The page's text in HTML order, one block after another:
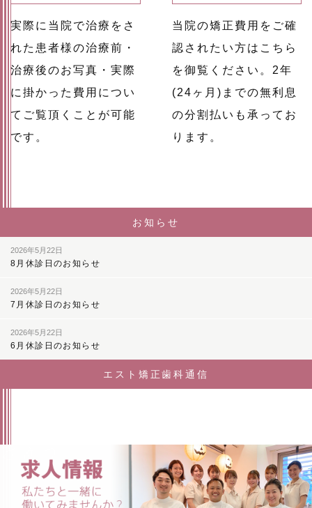
実際に当院で治療をさ
れた患者様の治療前・
治療後のお写真・実際
に掛かった費用につい
てご覧頂くことが可能
です。
当院の矯正費用をご確
認されたい方はこちら
を御覧ください。2年
(24ヶ月)までの無利息
の分割払いも承ってお
ります。
お知らせ
2026年5月22日
8月休診日のお知らせ
2026年5月22日
7月休診日のお知らせ
2026年5月22日
6月休診日のお知らせ
エスト矯正歯科通信